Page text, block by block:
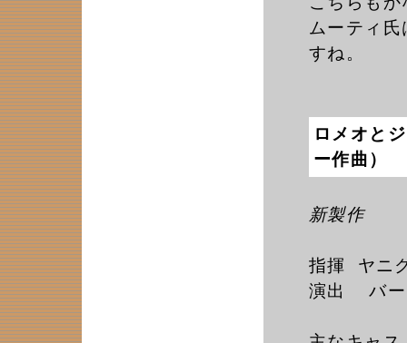
ムーティ
すね。
ロメオと
ー作曲）
新製作
指揮 ヤニ
演出 バー